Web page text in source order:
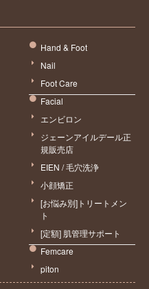
Hand & Foot
Nail
Foot Care
Facial
エンビロン
ジェーンアイルデール正
規販売店
EIEN / 毛穴洗浄
小顔矯正
[お悩み別]トリートメン
ト
[定額] 肌管理サポート
Femcare
piton